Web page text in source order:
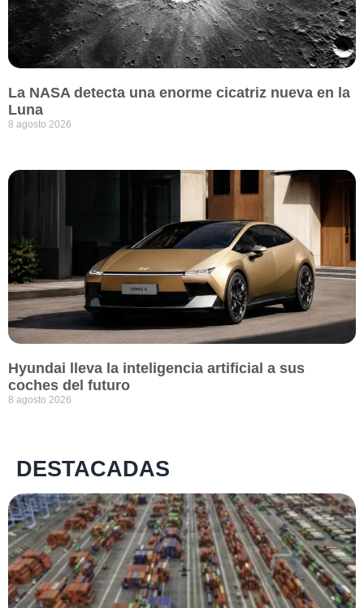
La NASA detecta una enorme cicatriz nueva en la
Luna
8 agosto 2026
Hyundai lleva la inteligencia artificial a sus
coches del futuro
8 agosto 2026
DESTACADAS